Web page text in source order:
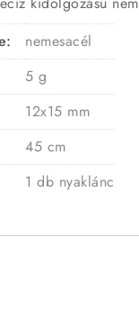
nemesacél
5 g
12x15 mm
45 cm
1 db nyaklánc